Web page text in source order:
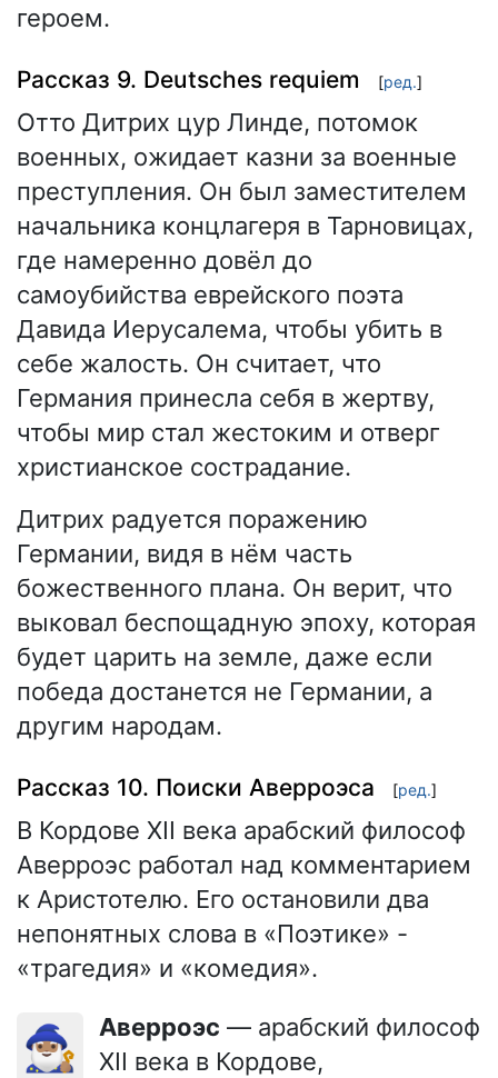
героем.
Рассказ 9. Deutsches requiem [ред.]
Отто Дитрих цур Линде, потомок
военных, ожидает казни за военные
преступления. Он был заместителем
начальника концлагеря в Тарновицах,
где намеренно довёл до
самоубийства еврейского поэта
Давида Иерусалема, чтобы убить в
себе жалость. Он считает, что
Германия принесла себя в жертву,
чтобы мир стал жестоким и отверг
христианское сострадание.
Дитрих радуется поражению
Германии, видя в нём часть
божественного плана. Он верит, что
выковал беспощадную эпоху, которая
будет царить на земле, даже если
победа достанется не Германии, а
другим народам.
Рассказ 10. Поиски Аверроэса [ред.]
В Кордове XII века арабский философ
Аверроэс работал над комментарием
к Аристотелю. Его остановили два
непонятных слова в «Поэтике» -
«трагедия» и «комедия».
🧙🏽‍♂️ Аверроэс — арабский философ
XII века в Кордове,